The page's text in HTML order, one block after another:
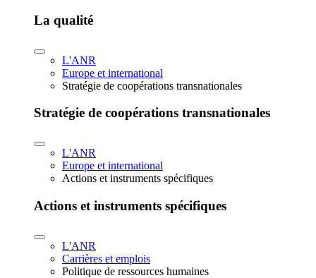
La qualité
L'ANR
Europe et international
Stratégie de coopérations transnationales
Stratégie de coopérations transnationales
L'ANR
Europe et international
Actions et instruments spécifiques
Actions et instruments spécifiques
L'ANR
Carrières et emplois
Politique de ressources humaines